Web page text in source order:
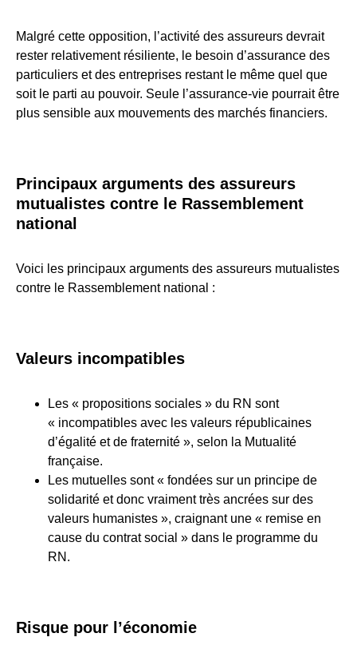
Malgré cette opposition, l’activité des assureurs devrait
rester relativement résiliente, le besoin d’assurance des
particuliers et des entreprises restant le même quel que
soit le parti au pouvoir. Seule l’assurance-vie pourrait être
plus sensible aux mouvements des marchés financiers.
Principaux arguments des assureurs
mutualistes contre le Rassemblement
national
Voici les principaux arguments des assureurs mutualistes
contre le Rassemblement national :
Valeurs incompatibles
Les « propositions sociales » du RN sont
« incompatibles avec les valeurs républicaines
d’égalité et de fraternité », selon la Mutualité
française.
Les mutuelles sont « fondées sur un principe de
solidarité et donc vraiment très ancrées sur des
valeurs humanistes », craignant une « remise en
cause du contrat social » dans le programme du
RN.
Risque pour l’économie